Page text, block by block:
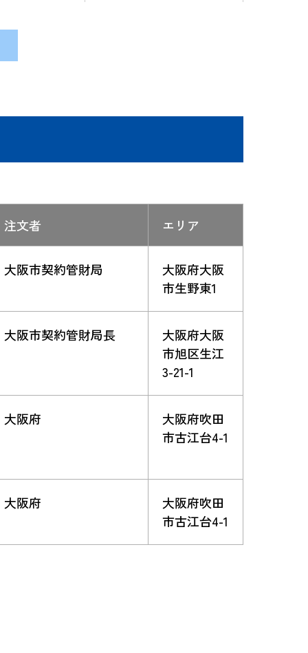
注文者 エリア
大阪市契約管財局
大阪府大阪
市生野東1
大阪市契約管財局長
大阪府大阪
市旭区生江
3-21-1
大阪府
大阪府吹田
市古江台4-1
大阪府
大阪府吹田
市古江台4-1